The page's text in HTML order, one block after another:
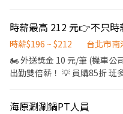
～ 全日班、早班、晚班皆可，
行清潔工作（用餐區、洗手間
時薪$196 ~ $212
台北市南
🏍️ 外送獎金 10 元/筆 (機車公
出勤雙倍薪！ 💡 員購85折 班
海原涮涮鍋PT人員